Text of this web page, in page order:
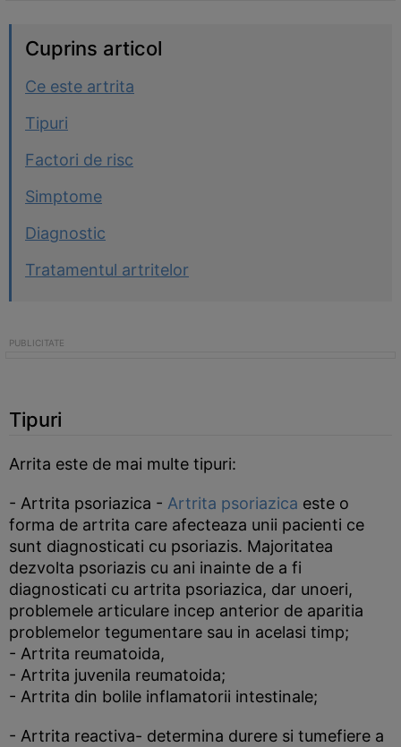
Cuprins articol
Ce este artrita
Tipuri
Factori de risc
Simptome
Diagnostic
Tratamentul artritelor
Tipuri
Arrita este de mai multe tipuri:
- Artrita psoriazica - Artrita psoriazica este o
forma de artrita care afecteaza unii pacienti ce
sunt diagnosticati cu psoriazis. Majoritatea
dezvolta psoriazis cu ani inainte de a fi
diagnosticati cu artrita psoriazica, dar unoeri,
problemele articulare incep anterior de aparitia
problemelor tegumentare sau in acelasi timp;
- Artrita reumatoida,
- Artrita juvenila reumatoida;
- Artrita din bolile inflamatorii intestinale;
- Artrita reactiva- determina durere si tumefiere a